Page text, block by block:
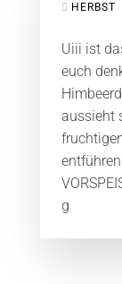
HERBST
Uiii ist
euch
aussieht
g